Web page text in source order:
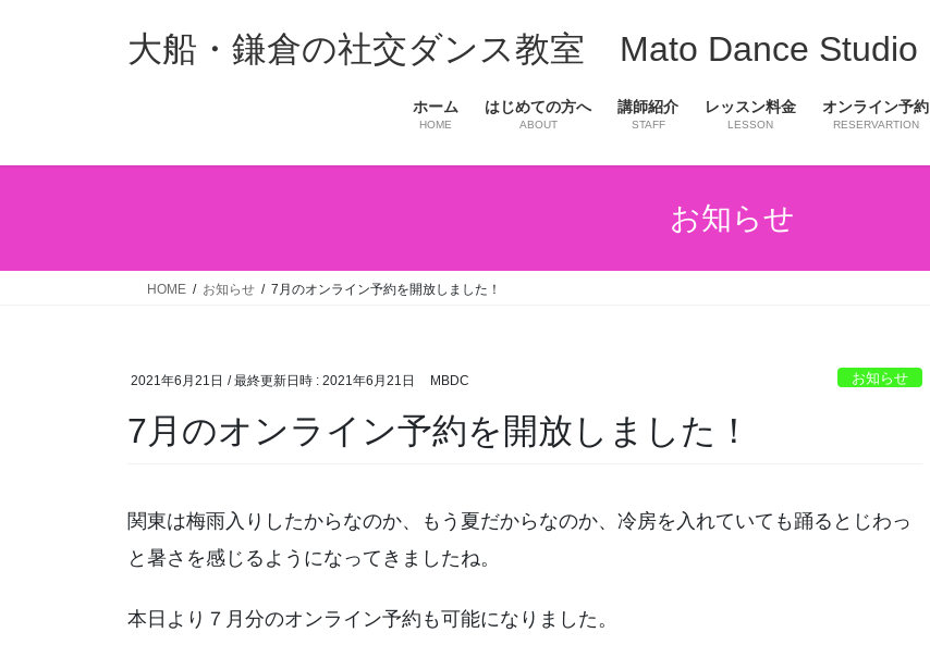
ス
ン
大船・鎌倉の社交ダンス教室 Mato Dance Studio
ホーム
HOME
はじめての方へ
ABOUT
講師紹介
STAFF
レッスン料金
LESSON
オンライン予約
RESERVARTION
お知らせ
HOME お知らせ 7月のオンライン予約を開放しました！
2021年6月21日 / 最終更新日時 : 2021年6月21日 MBDC お知らせ
7月のオンライン予約を開放しました！
関東は梅雨入りしたからなのか、もう夏だからなのか、冷房を入れていても踊るとじわっ
と暑さを感じるようになってきましたね。
本日より７月分のオンライン予約も可能になりました。